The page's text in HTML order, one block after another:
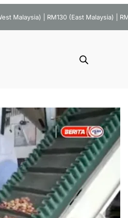
Malaysia) | RM130 (East Malaysia) |